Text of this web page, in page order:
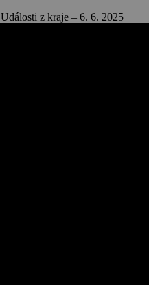
Události z kraje – 6. 6. 2025